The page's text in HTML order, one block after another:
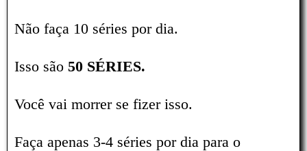
Não faça 10 séries por dia.
Isso são 50 SÉRIES.
Você vai morrer se fizer isso.
Faça apenas 3-4 séries por dia para o